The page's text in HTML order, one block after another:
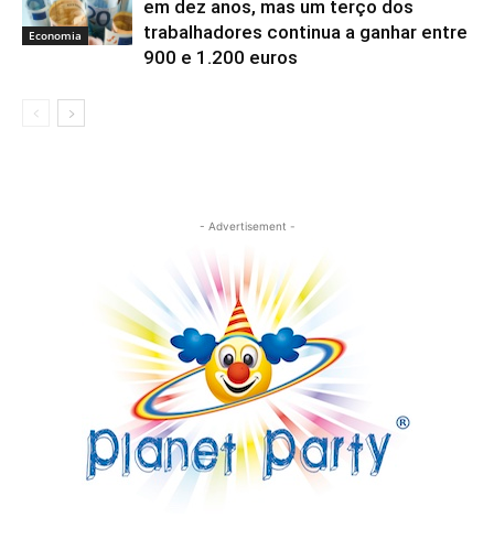
Economia
em dez anos, mas um terço dos
trabalhadores continua a ganhar entre
900 e 1.200 euros
- Advertisement -